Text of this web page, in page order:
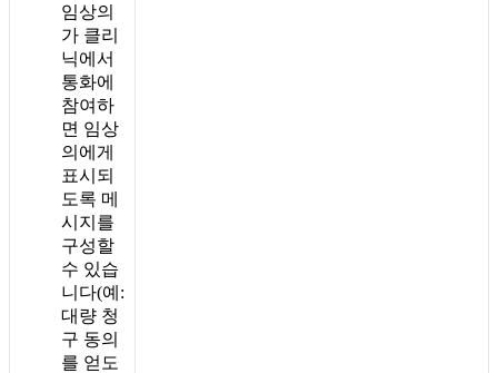
임상의
가 클리
닉에서
통화에
참여하
면 임상
의 에게
표시 되
도록 메
시 지 를
구성할
수 있습
니 다(예 :
대 량 청
구 동의
를 얻 도